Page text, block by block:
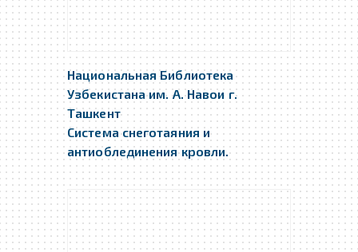
Национальная Библиотека
Узбекистана им. А. Навои г.
Ташкент
Система снеготаяния и
антиоблединения кровли.